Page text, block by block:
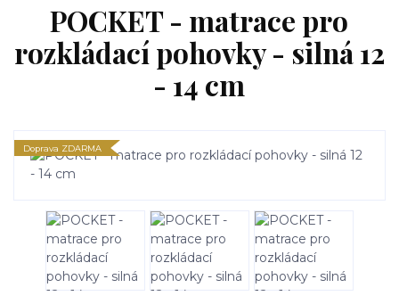
POCKET - matrace pro
rozkládací pohovky - silná 12
- 14 cm
Doprava ZDARMA